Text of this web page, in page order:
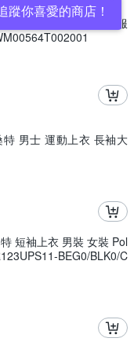
蹤你喜愛的商店！
Tour Polo Stone 男款 服
特 男士 運動上衣 長袖大
短袖上衣 男裝 女裝 Pol
BEG0/BLK0/C